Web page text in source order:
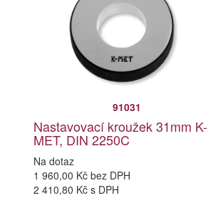
91031
Nastavovací kroužek 31mm K-
MET, DIN 2250C
Na dotaz
1 960,00 Kč bez DPH
2 410,80 Kč s DPH